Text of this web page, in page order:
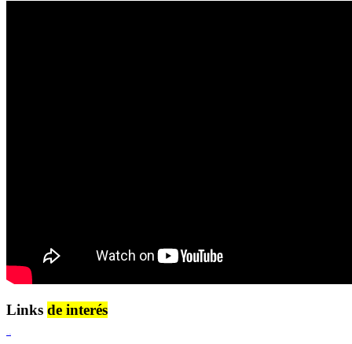
Links de interés